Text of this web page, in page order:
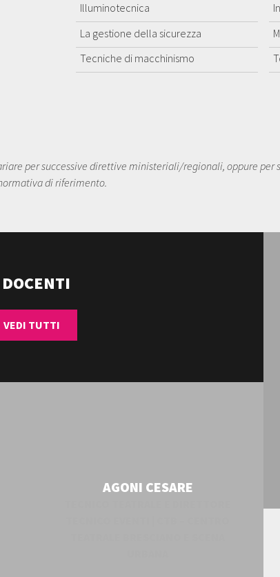
Illuminotecnica
La gestione della sicurezza
Tecniche di macchinismo
per successive direttive ministeriali/regionali, oppure
di riferimento.
VEDI TUTTI
AGONI CESARE
FORMATIVO DEL FARE